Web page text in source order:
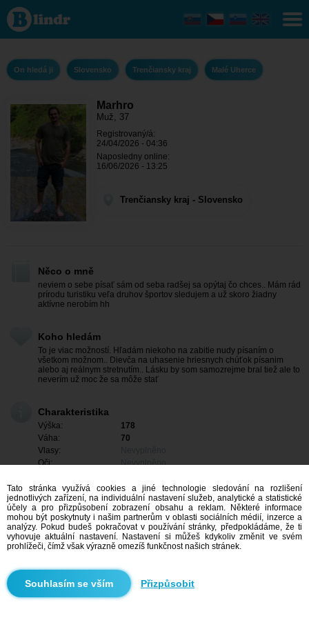
Marhro - On
hledá ji
Trenčiansky
kraj - Malé
On hledá ji Slovensko Trenčiansky kraj Malé Uherce
Marhro
Muž, 37
Registrovaný/á:
24/04/2026 - 04:36
Naposledny online:
16/06/2026 - 13:25
Trenčiansky kraj - Slovensko
Něco o mně
neviem o sebe písať sám od seba radšej sa opýtaj čo chces.. Mám rád
prírodu turistiku veľa druhov športov sledujem a už skoro žiadny
aktívne nerobím hh
Koho hledám
To je viac možností. Hľadám niekoho na zabitie nudy písaním o
všetkom možnom.. Dievča na uhasenie hriesnych chúťok písanim
alebo aj reálnym stretnutím.. Lásku by som samozrejme bral tiež ale to
neverím už moc že sa môže stať
Charakteristika
Výška:
178
Váha:
70
Vlasy:
Oči:
Nevyplněno
Mám zájem
Tato stránka využívá cookies a jiné technologie sledování na rozlišení
jednotlivých zařízení, na individuální nastavení služeb, analytické a statistické
účely a pro přizpůsobení zobrazení obsahu a reklam. Některé informace
mohou být poskytnuty i našim partnerům v oblasti sociálních médií, inzerce a
analýzy. Pokud budeš pokračovat v používání stránky, předpokládáme, že ti
vyhovuje aktuální nastavení. Nastavení si můžeš kdykoliv změnit ve svém
prohlížeči, čímž však výrazně omezíš funkčnost našich stránek.
Přizpůsobit